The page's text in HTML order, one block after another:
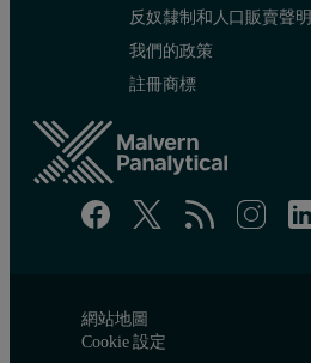
反奴隸制和人口販賣聲明
我們的政策
註冊商標
網站地圖
Cookie 設定